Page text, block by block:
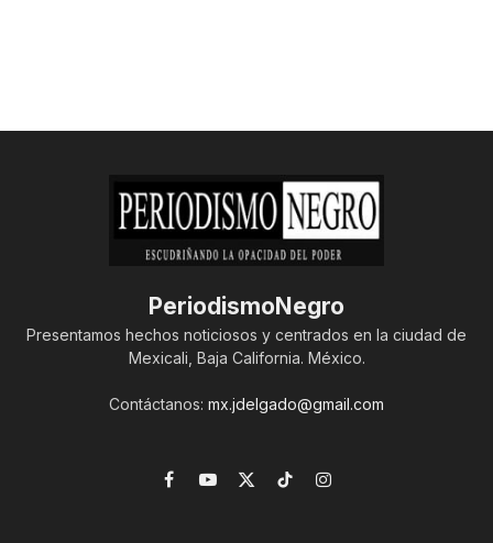
PeriodismoNegro
Presentamos hechos noticiosos y centrados en la ciudad de
Mexicali, Baja California. México.
Contáctanos: mx.jdelgado@gmail.com
Facebook
YouTube
X
TikTokInstagram